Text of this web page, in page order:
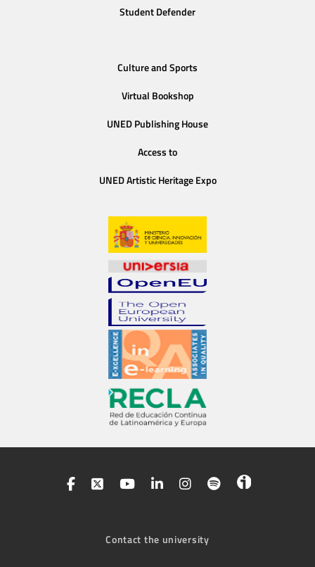
Student Defender
Culture and Sports
Virtual Bookshop
UNED Publishing House
Access to
UNED Artistic Heritage Expo
Contact the university